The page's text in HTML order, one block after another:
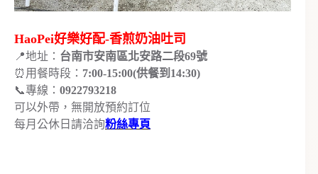
HaoPei好樂好配-香煎奶油吐司
📍地址： 台南市安南區北安路二段69號
⏰用餐時段： 7:00-15:00(供餐到14:30)
📞專線： 0922793218
可以外帶，無開放預約訂位
每月公休日請洽詢粉絲專頁